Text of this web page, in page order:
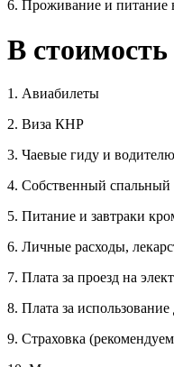
6. Проживание и питание
В стоимость
1. Авиабилеты
2. Виза КНР
3. Чаевые гиду и
4. Собственный
5. Питание и завтраки
6. Личные расходы,
7. Плата за проезд на
8. Плата за
9. Страховка